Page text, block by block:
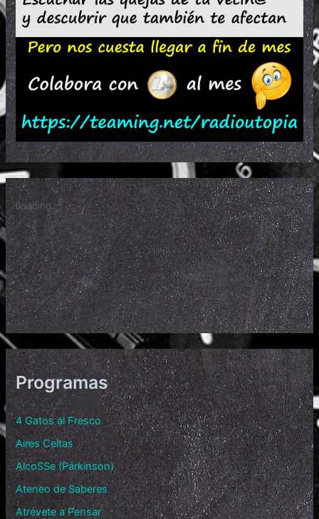
Programas
4 Gatos al Fresco
Aires Celtas
AlcoSSe (Párkinson)
Ateneo de Saberes
Atrévete a Pensar